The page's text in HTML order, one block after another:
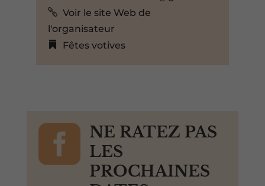
Voir le site Web de
l'organisateur
Fêtes votives

NE RATEZ PAS
LES
PROCHAINES